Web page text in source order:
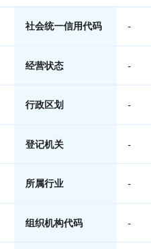
社会统一信用代码 -
经营状态 -
行政区划 -
登记机关 -
所属行业 -
组织机构代码 -